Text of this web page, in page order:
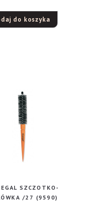
do koszyka
SZCZOTKO-
LOKÓWKA /27 (9590)